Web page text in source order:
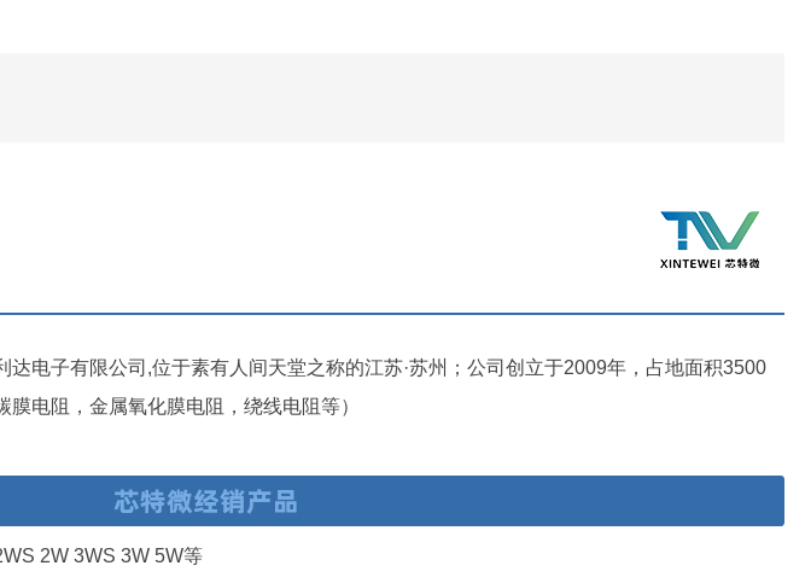
电子有限公司,位于素有人间天堂之称的江苏·苏州；公司创立于2009年，占地面积3500
电阻，金属氧化膜电阻，绕线电阻等）
2W 3WS 3W 5W等